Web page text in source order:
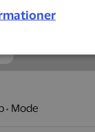
Mode